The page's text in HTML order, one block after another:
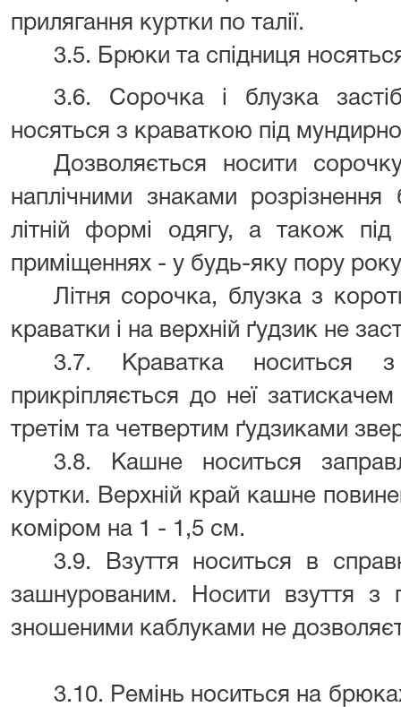
прилягання куртки по талії.
3.5. Брюки та спідниця
3.6. Сорочка і блузка
носяться з краваткою під
Дозволяється носити
наплічними знаками
літній формі одягу, а також
приміщеннях - у будь-яку пору
Літня сорочка, блузка з
краватки і на верхній ґудзик не
3.7. Краватка носиться
прикріпляється до неї
третім та четвертим ґудзиками
3.8. Кашне носиться
куртки. Верхній край кашне
коміром на 1 - 1,5 см.
3.9. Взуття носиться в
зашнурованим. Носити взуття
зношеними каблуками не
3.10. Ремінь носиться на